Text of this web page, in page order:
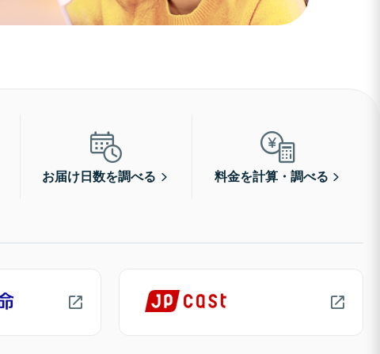
お届け日数を調べる 料金を計算・調べる